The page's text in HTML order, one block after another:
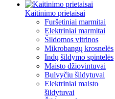
Kaitinimo prietaisai
Furšetiniai marmitai
Elektriniai marmitai
Šildomos vitrinos
Mikrobangų krosnelės
Indų šildymo spintelės
Maisto džiovintuvai
Bulvyčiu šildytuvai
Elektriniai maisto
šildytuvai